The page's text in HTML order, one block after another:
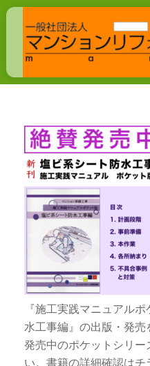
Skip
content
『施工実践マニュアル
水工事編』の出版・発
発売中のポケットシリー
い。書籍の詳細確認は